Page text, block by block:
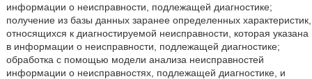
информации о неисправности, подлежащей диагностике;
получение из базы данных заранее определенных характеристик,
относящихся к диагностируемой неисправности, которая указана
в информации о неисправности, подлежащей диагностике;
обработка с помощью модели анализа неисправностей
информации о неисправностях, подлежащей диагностике, и